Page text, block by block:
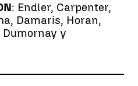
: Endler, Carpenter,
Damaris, Horan,
Dumornay y